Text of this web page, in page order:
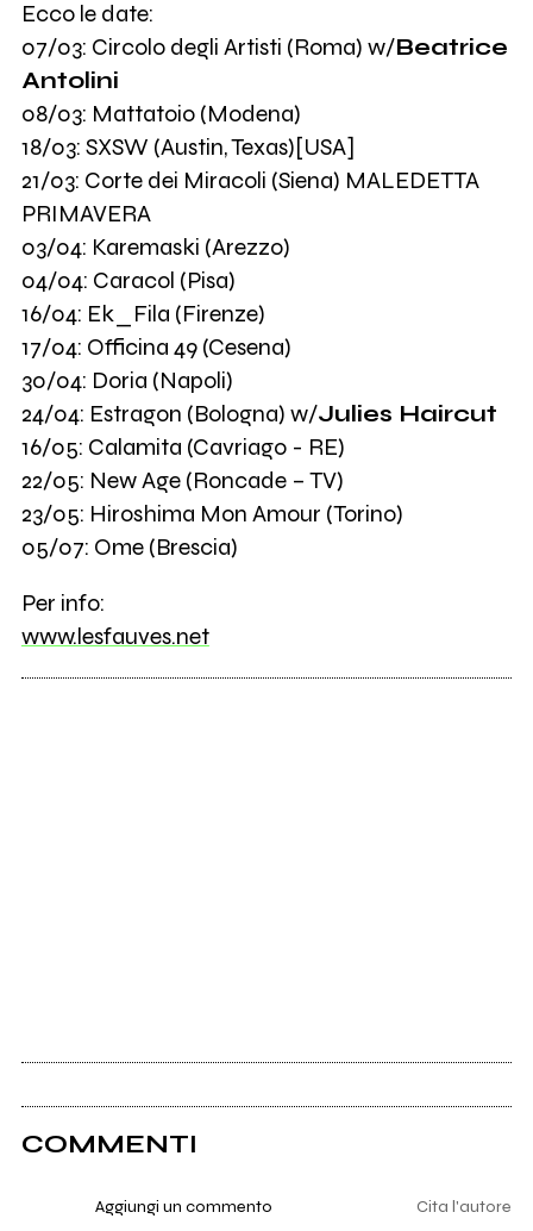
Ecco le date:
07/03: Circolo degli Artisti (Roma) w/Beatrice
Antolini
08/03: Mattatoio (Modena)
18/03: SXSW (Austin, Texas)[USA]
21/03: Corte dei Miracoli (Siena) MALEDETTA
PRIMAVERA
03/04: Karemaski (Arezzo)
04/04: Caracol (Pisa)
16/04: Ek_Fila (Firenze)
17/04: Officina 49 (Cesena)
30/04: Doria (Napoli)
24/04: Estragon (Bologna) w/Julies Haircut
16/05: Calamita (Cavriago - RE)
22/05: New Age (Roncade – TV)
23/05: Hiroshima Mon Amour (Torino)
05/07: Ome (Brescia)
Per info:
www.lesfauves.net
COMMENTI
Aggiungi un commento Cita l'autore